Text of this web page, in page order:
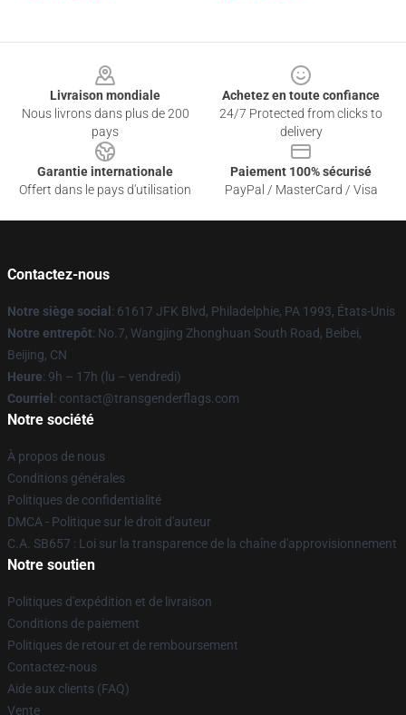
Livraison mondiale
Nous livrons dans plus de 200
pays
Achetez en toute confiance
24/7 Protected from clicks to
delivery
Garantie internationale
Offert dans le pays d'utilisation
Paiement 100% sécurisé
PayPal / MasterCard / Visa
Contactez-nous
Notre siège social : 61617 JFK Blvd, Philadelphie, PA 1993, États-Unis
Notre entrepôt: No.7, Wangjing Zhonghuan South Road, Beibei,
Beijing, CN
Heure: 9h – 17h (lu – vendredi)
Courriel : contact@transgenderflags.com
Notre société
À propos de nous
Conditions générales
Politiques de confidentialité
DMCA - Politique sur le droit d'auteur
C.A. SB657 : Loi sur la transparence de la chaîne d'approvisionnement
Notre soutien
Politiques d'expédition et de livraison
Conditions de paiement
Politiques de retour et de remboursement
Contactez-nous
Aide aux clients (FAQ)
Vente